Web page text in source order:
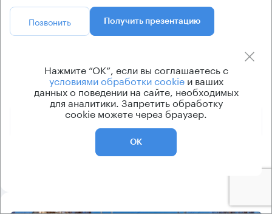
Позвонить Получить презентацию
Предложения по аренде в этом здании:
Площадь Арендная плата Этаж
645 830 ₽
1 291 670 ₽
Нажмите “ОК”, если вы соглашаетесь с
условиями обработки cookieи ваших
данных о поведении на сайте, необходимых
для аналитики. Запретить обработку
cookie можете через браузер.
ОК